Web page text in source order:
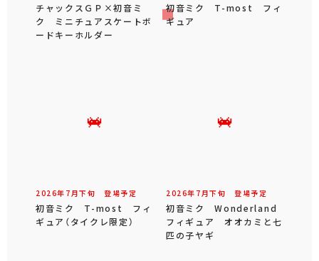
チャックスＧＰ×初音ミ
ク ミニチュアスケートボ
ードキーホルダー
初音ミク T-most フィ
ギュア
2026年 7 月下旬 登場予定
初音ミク T-most フィ
ギュア（タイクレ限定）
2026年 7 月下旬 登場予定
初音ミク Wonderland
フィギュア オオカミと七
匹の子ヤギ